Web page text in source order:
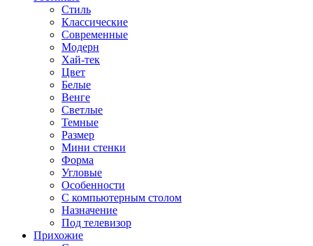
Стиль
Классические
Современные
Модерн
Хай-тек
Цвет
Белые
Венге
Светлые
Темные
Размер
Мини стенки
Форма
Угловые
Особенности
С компьютерным столом
Назначение
Под телевизор
Прихожие